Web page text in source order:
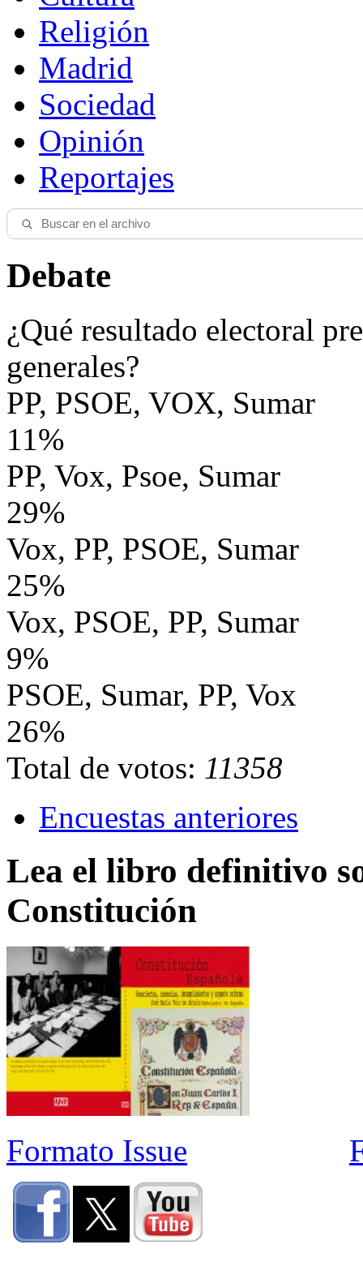
Religión
Madrid
Sociedad
Opinión
Reportajes
Debate
¿Qué resultado electoral
generales?
PP, PSOE, VOX, Sumar
11%
PP, Vox, Psoe, Sumar
29%
Vox, PP, PSOE, Sumar
25%
Vox, PSOE, PP, Sumar
9%
PSOE, Sumar, PP, Vox
26%
Total de votos: 11358
Encuestas anteriores
Lea el libro definitivo
Constitución
Formato Issue